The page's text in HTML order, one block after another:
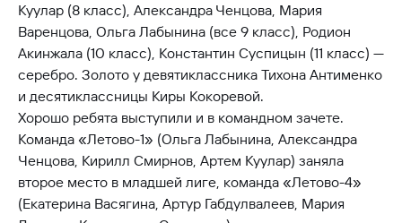
Куулар (8 класс), Александра Ченцова, Мария
Варенцова, Ольга Лабынина (все 9 класс), Родион
Акинжала (10 класс), Константин Суспицын (11 класс) —
серебро. Золото у девятиклассника Тихона Антименко
и десятиклассницы Киры Кокоревой.
Хорошо ребята выступили и в командном зачете.
Команда «Летово-1» (Ольга Лабынина, Александра
Ченцова, Кирилл Смирнов, Артем Куулар) заняла
второе место в младшей лиге, команда «Летово-4»
(Екатерина Васягина, Артур Габдулвалеев, Мария